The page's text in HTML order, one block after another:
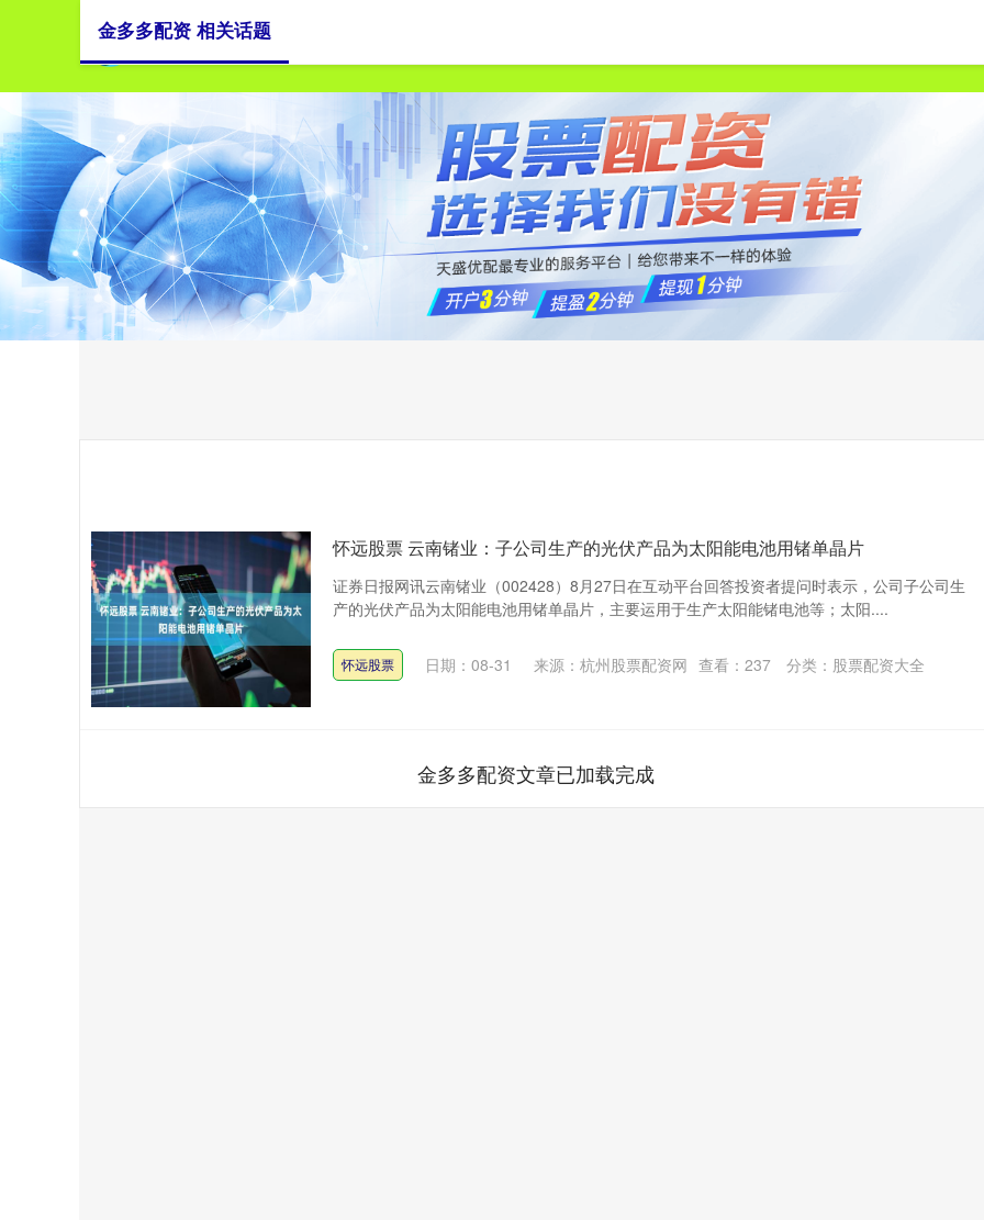
金多多配资 相关话题
怀远股票 云南锗业：子公司生产的光伏产品为太阳能电池用锗单晶片
证券日报网讯云南锗业（002428）8月27日在互动平台回答投资者提问时表示，公司子公司生
产的光伏产品为太阳能电池用锗单晶片，主要运用于生产太阳能锗电池等；太阳....
怀远股票 日期：08-31 来源：杭州股票配资网 查看： 237 分类： 股票配资大全
金多多配资文章已加载完成